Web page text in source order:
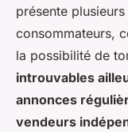
présente
consommateurs,
la possibilité de
introuvables
annonces
vendeurs